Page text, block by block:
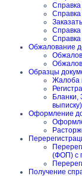
Справка
Справка
Справка
Обжалование
Образцы
Жалоба
Бланки,
выписку)
Оформление
(ФОП) с
Получение